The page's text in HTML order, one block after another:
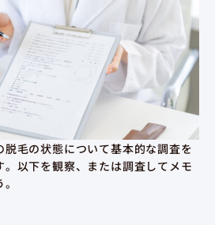
毛の状態について基本的な調査を
。以下を観察、または調査してメモ